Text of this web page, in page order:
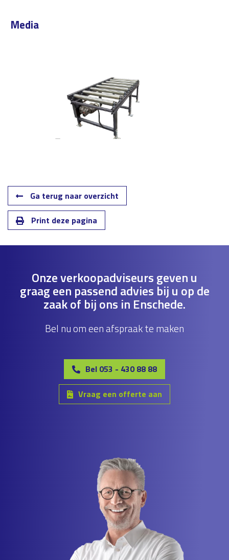
Media
Ga terug naar overzicht
Print deze pagina
Onze verkoopadviseurs geven u
graag een passend advies bij u op de
zaak of bij ons in Enschede.
Bel nu om een afspraak te maken
Bel 053 - 430 88 88
Vraag een offerte aan